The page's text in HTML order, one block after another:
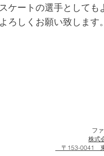
ケートの選手として
ろしくお願い致します。
フ
株式
〒153-0041